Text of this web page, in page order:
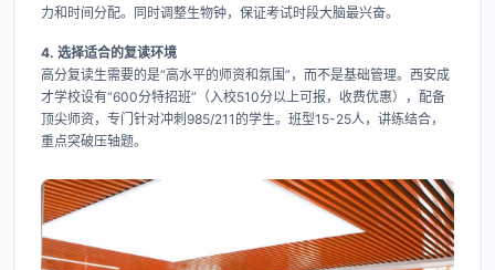
力和时间分配。同时调整生物钟，保证考试时段大脑最兴奋。
4. 选择适合的复读环境
高分复读生需要的是“高水平的师资和氛围”，而不是基础管理。西安成
才学校设有“600分特招班”（入校510分以上可报，收费优惠），配备
顶尖师资，专门针对冲刺985/211的学生。班型15-25人，讲练结合，
重点突破压轴题。